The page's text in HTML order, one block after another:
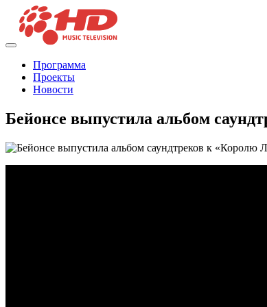
Программа
Проекты
Новости
Бейонсе выпустила альбом